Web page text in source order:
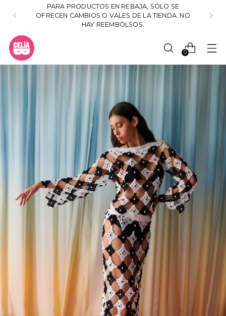
PARA PRODUCTOS EN REBAJA, SÓLO SE
OFRECEN CAMBIOS O VALES DE LA TIENDA. NO
HAY REEMBOLSOS.
0